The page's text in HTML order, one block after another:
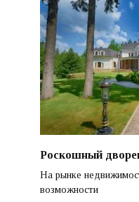
Роскошный
На рынке
возможности